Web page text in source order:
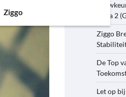
Ziggo
Ultra 2
Ziggo
De Top
Let op